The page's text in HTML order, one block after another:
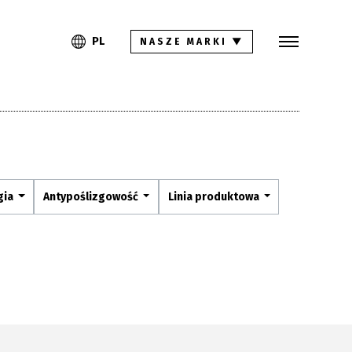
PL
PL NASZE MARKI ▼
Antypoślizgowość Linia produktowa
Inspiracje
Pliki do pobrania
Strefa architekta